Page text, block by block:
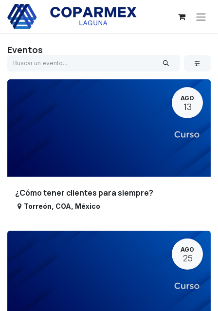
Ir al contenido
Eventos
AGO
13
¿Cómo tener clientes para siempre?
Torreón COA México
AGO
25